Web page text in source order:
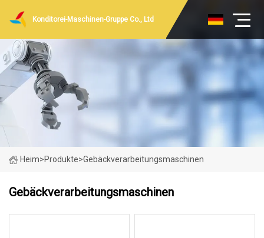
Konditorei-Maschinen-Gruppe Co., Ltd
Heim>Produkte>Gebäckverarbeitungsmaschinen
Gebäckverarbeitungsmaschinen